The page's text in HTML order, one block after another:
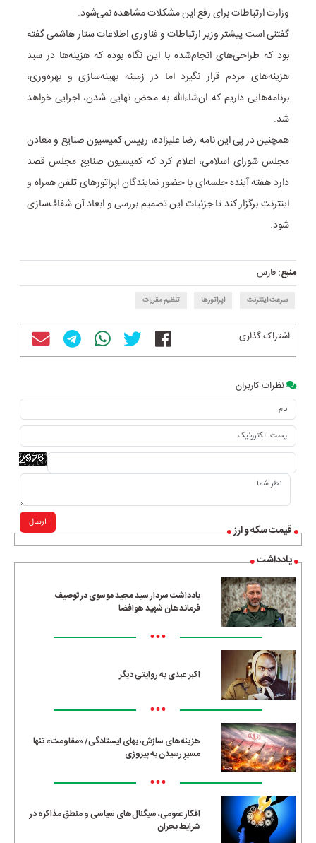
قیمت سکه و ارز
یادداشت
یادداشت سردار سید مجید موسوی در توصیف
فرماندهان شهید هوافضا
•••
اکبر عبدی به روایتی دیگر
•••
هزینه‌های سازش، بهای ایستادگی/ «مقاومت» تنها
مسیرِ رسیدن به پیروزی
•••
افکار عمومی، سیگنال‌های سیاسی و منطق مذاکره در
شرایط بحران
وزارت ارتباطات برای رفع این مشکلات مشاهده نمی‌شود.
گفتنی است پیشتر وزیر ارتباطات و فناوری اطلاعات ستار هاشمی گفته
بود که طراحی‌های انجام‌شده با این نگاه بوده که هزینه‌ها در سبد
هزینه‌های مردم قرار نگیرد اما در زمینه بهینه‌سازی و بهره‌وری،
برنامه‌هایی داریم که ان‌شاءالله به محض نهایی شدن، اجرایی خواهد
شد.
همچنین در پی این نامه رضا علیزاده، رییس کمیسیون صنایع و معادن
مجلس شورای اسلامی، اعلام کرد که کمیسیون صنایع مجلس قصد
دارد هفته آینده جلسه‌ای با حضور نمایندگان اپراتورهای تلفن همراه و
اینترنت برگزار کند تا جزئیات این تصمیم بررسی و ابعاد آن شفاف‌سازی
شود.
منبع:فارس
سرعت اینترنت اپراتورها تنظیم مقررات
اشتراک گذاری
نظرات کاربران
ارسال